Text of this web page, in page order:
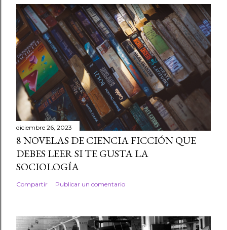
diciembre 26, 2023
8 NOVELAS DE CIENCIA FICCIÓN QUE
DEBES LEER SI TE GUSTA LA
SOCIOLOGÍA
Compartir Publicar un comentario